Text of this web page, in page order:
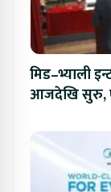
मिड–भ्याली
आजदेखि सुरु,